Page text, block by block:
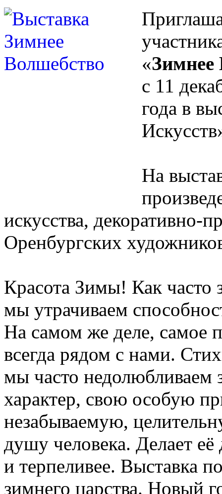
«Зимнее
с 11
года в
На
искусства, декоративно-
Оренбургских
Красота Зимы! Как часто
мы утрачиваем
На самом же деле, самое
всегда рядом с нами.
мы часто недолюбливаем
характер, свою особую
незабываемую,
душу человека. Делает
и терпеливее. Выставка
зимнего царства. Новый